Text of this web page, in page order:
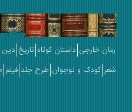
رمان خارجی داستان کوتاه تاریخ دین
شعر کودک و نوجوان طرح جلد فیلم